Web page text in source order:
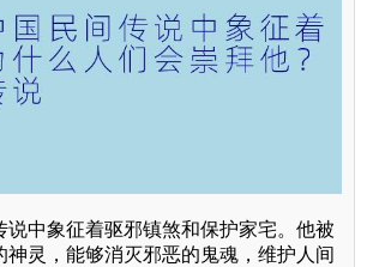
说中象征着驱邪镇煞和保护家宅。他被
神灵，能够消灭邪恶的鬼魂，维护人间